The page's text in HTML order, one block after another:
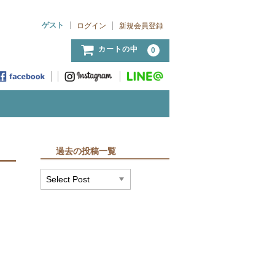
ゲスト
ログイン 新規会員登録
カートの中 0
過去の投稿一覧